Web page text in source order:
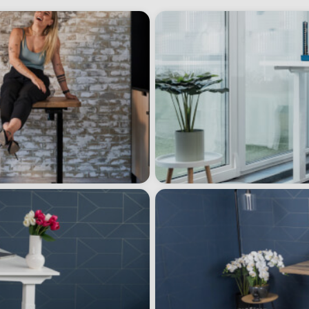
Liftor Rise
113 590
Mutassa
100 nap a visszaküldésre. Gyártás és indítás 24 órán
belül.
Liftor Arm
monitortartó,
20 990